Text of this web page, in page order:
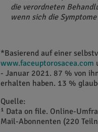
die verordneten
wenn sich die
*Basierend auf einer
www.faceuptorosacea.com
- Januar 2021. 87 % von
erhalten haben. 13 %
Quelle:
¹ Data on file. Online-
Mail-Abonnenten (220